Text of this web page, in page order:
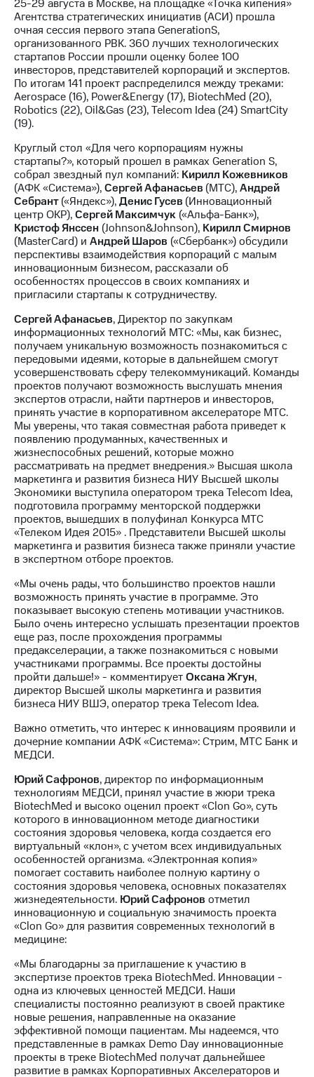
в
регионе
и акционерам
Корпоративное
управление
Корпоративный
информации
Информация
акционерам
Документы
ПАО
"МТС"
Собрания
акционеров
Личный
кабинет
акционера
Акционерный
Контроль
и
аудит
Рынок
акций
Описание
Программа
приобретения
Порядок
выкупа
акций
Дивиденды
Рынок
облигаций
Описание
Еврооблигации-2023
Уведомление
погашении
именных
облигаций
Другое
Регистратор
Реквизиты
Контакты
развитие
деловая этика
На главную
25-29 августа в Москве, на площадке «Точка кипения»
Агентства стратегических инициатив (АСИ) прошла
очная сессия первого этапа GenerationS,
организованного РВК. 360 лучших технологических
стартапов России прошли оценку более 100
инвесторов, представителей корпораций и экспертов.
По итогам 141 проект распределился между треками:
Aerospace (16), Power&Energy (17), BiotechMed (20),
Robotics (22), Oil&Gas (23), Telecom Idea (24) SmartCity
(19).
Круглый стол «Для чего корпорациям нужны
стартапы?», который прошел в рамках Generation S,
собрал звездный пул компаний: Кирилл Кожевников
(АФК «Система»),Сергей Афанасьев (МТС),Андрей
Себрант(«Яндекс»),Денис Гусев (Инновационный
центр ОКР),Сергей Максимчук («Альфа-Банк»),
Кристоф Янссен (Johnson&Johnson), Кирилл Смирнов
(MasterCard) и Андрей Шаров («Сбербанк») обсудили
перспективы взаимодействия корпораций с малым
инновационным бизнесом, рассказали об
особенностях процессов в своих компаниях и
пригласили стартапы к сотрудничеству.
Сергей Афанасьев, Директор по закупкам
информационных технологий МТС: «Мы, как бизнес,
получаем уникальную возможность познакомиться с
передовыми идеями, которые в дальнейшем смогут
усовершенствовать сферу телекоммуникаций. Команды
проектов получают возможность выслушать мнения
экспертов отрасли, найти партнеров и инвесторов,
принять участие в корпоративном акселераторе МТС.
Мы уверены, что такая совместная работа приведет к
появлению продуманных, качественных и
жизнеспособных решений, которые можно
рассматривать на предмет внедрения.» Высшая школа
маркетинга и развития бизнеса НИУ Высшей школы
Экономики выступила оператором трека Telecom Idea,
подготовила программу менторской поддержки
проектов, вышедших в полуфинал Конкурса МТС
«Телеком Идея 2015» . Представители Высшей школы
маркетинга и развития бизнеса также приняли участие
в экспертном отборе проектов.
«Мы очень рады, что большинство проектов нашли
возможность принять участие в программе. Это
показывает высокую степень мотивации участников.
Было очень интересно услышать презентации проектов
еще раз, после прохождения программы
предакселерации, а также познакомиться с новыми
участниками программы. Все проекты достойны
пройти дальше!» - комментируетОксана Жгун,
директор Высшей школы маркетинга и развития
бизнеса НИУ ВШЭ, оператор трека Telecom Idea.
Важно отметить, что интерес к инновациям проявили и
дочерние компании АФК «Система»: Стрим, МТС Банк и
МЕДСИ.
Юрий Сафронов, директор по информационным
технологиям МЕДСИ, принял участие в жюри трека
BiotechMed и высоко оценил проект «Clon Go», суть
которого в инновационном методе диагностики
состояния здоровья человека, когда создается его
виртуальный «клон», с учетом всех индивидуальных
особенностей организма. «Электронная копия»
помогает составить наиболее полную картину о
состояния здоровья человека, основных показателях
жизнедеятельности. Юрий Сафронов отметил
инновационную и социальную значимость проекта
«Clon Go» для развития современных технологий в
медицине:
«Мы благодарны за приглашение к участию в
экспертизе проектов трека BiotechMed. Инновации -
одна из ключевых ценностей МЕДСИ. Наши
специалисты постоянно реализуют в своей практике
новые решения, направленные на оказание
эффективной помощи пациентам. Мы надеемся, что
представленные в рамках Demo Day инновационные
проекты в треке BiotechMed получат дальнейшее
развитие в рамках Корпоративных Акселераторов и